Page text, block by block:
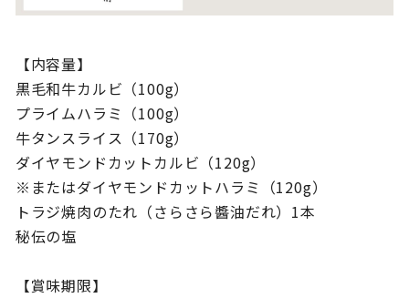
【内容量】
黒毛和牛カルビ（100g）
プライムハラミ（100g）
牛タンスライス（170g）
ダイヤモンドカットカルビ（120g）
※またはダイヤモンドカットハラミ（120g）
トラジ焼肉のたれ（さらさら醬油だれ）1本
秘伝の塩
【賞味期限】